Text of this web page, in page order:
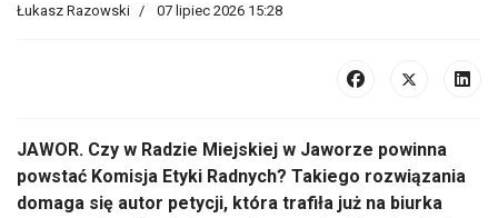
Łukasz Razowski 07 lipiec 2026 15:28
JAWOR. Czy w Radzie Miejskiej w Jaworze powinna
powstać Komisja Etyki Radnych? Takiego rozwiązania
domaga się autor petycji, która trafiła już na biurka